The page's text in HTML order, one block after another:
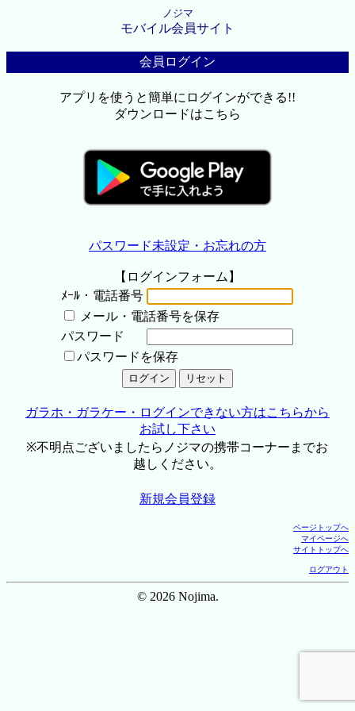
ノジマ
モバイル会員サイト
会員ログイン
アプリを使うと簡単にログインができる!!
ダウンロードはこちら
パスワード未設定・お忘れの方
【ログインフォーム】
ﾒｰﾙ・電話番号
メール・電話番号を保存
パスワード
パスワードを保存
ガラホ・ガラケー・ログインできない方はこちらから
お試し下さい
※不明点ございましたらノジマの携帯コーナーまでお
越しください。
新規会員登録
ページトップへ
マイページへ
サイトトップへ
ログアウト
© 2026 Nojima.